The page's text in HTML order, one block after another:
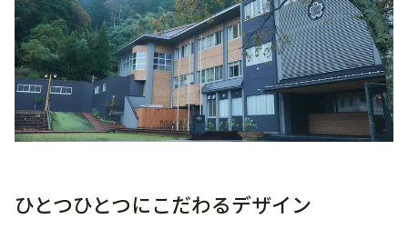
ひとつひとつにこだわるデザイン